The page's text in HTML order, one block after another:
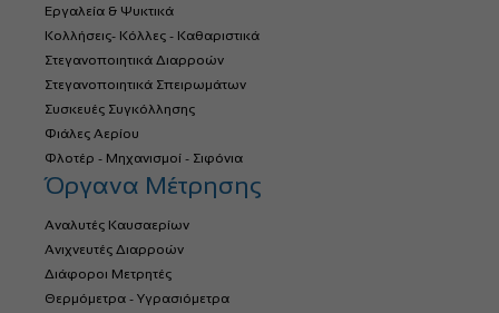
Εργαλεία & Ψυκτικά
Κολλήσεις- Κόλλες - Καθαριστικά
Στεγανοποιητικά Διαρροών
Στεγανοποιητικά Σπειρωμάτων
Συσκευές Συγκόλλησης
Φιάλες Αερίου
Φλοτέρ - Μηχανισμοί - Σιφόνια
Όργανα Μέτρησης
Αναλυτές Καυσαερίων
Ανιχνευτές Διαρροών
Διάφοροι Μετρητές
Θερμόμετρα - Υγρασιόμετρα